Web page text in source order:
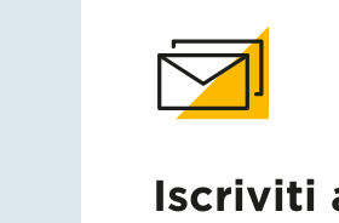
Iscriviti